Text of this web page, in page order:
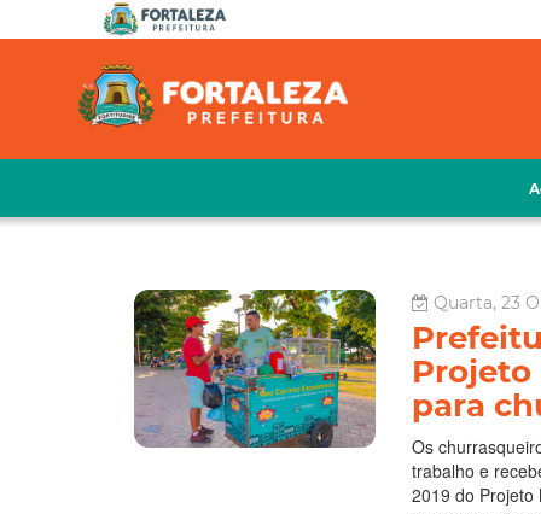
Quarta, 23
Projeto
para
Os
trabalho e
2019 do Projeto